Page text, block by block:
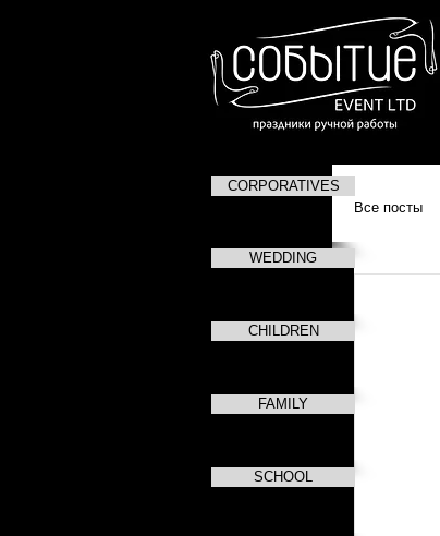
Все посты
CORPORATIVES
WEDDING
CHILDREN
FAMILY
SCHOOL